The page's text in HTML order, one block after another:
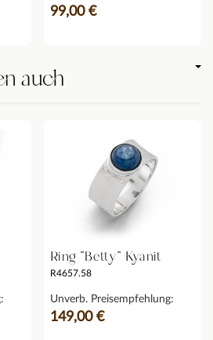
99,00 €
auch
Ring "Betty" Kyanit
R4657.58
Unverb. Preisempfehlung:
149,00 €